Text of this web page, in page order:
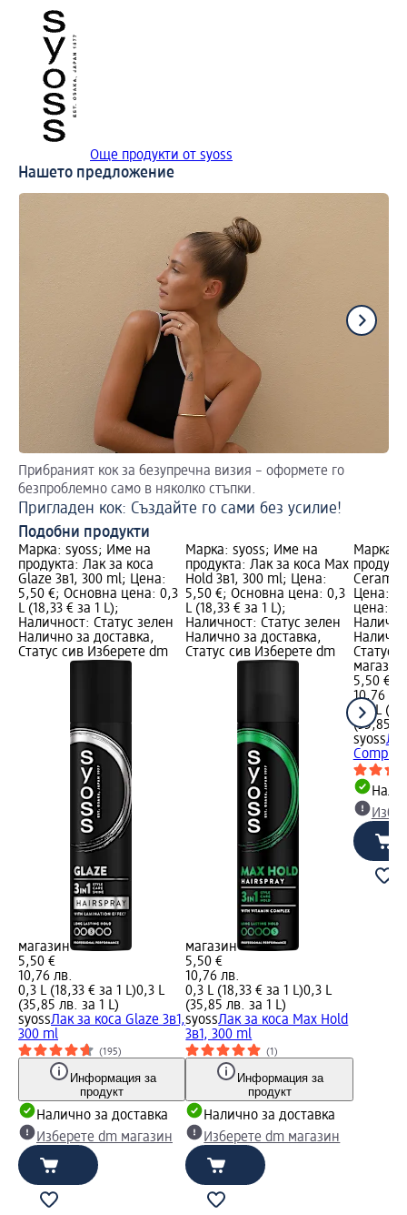
Още продукти от syoss
Нашето предложение
Прибраният кок за безупречна визия – оформете го
безпроблемно само в няколко стъпки.
Пригладен кок: Създайте го сами без усилие!
Подобни продукти
Марка: syoss; Име на
продукта: Лак за коса
Glaze 3в1, 300 ml; Цена:
5,50 €; Основна цена: 0,3
L (18,33 € за 1 L);
Наличност: Статус зелен
Налично за доставка,
Статус сив Изберете dm
магазин
5,50 €
10,76 лв.
0,3 L (18,33 € за 1 L)0,3 L
(35,85 лв. за 1 L)
syossЛак за коса Glaze 3в1,
300 ml
(195)
Информация за
продукт
Налично за доставка
Изберете dm магазин
Марка: syoss; Име на
продукта: Лак за коса Max
Hold 3в1, 300 ml; Цена:
5,50 €; Основна цена: 0,3
L (18,33 € за 1 L);
Наличност: Статус зелен
Налично за доставка,
Статус сив Изберете dm
магазин
5,50 €
10,76 лв.
0,3 L (18,33 € за 1 L)0,3 L
(35,85 лв. за 1 L)
syossЛак за коса Max Hold
3в1, 300 ml
(1)
Информация за
продукт
Налично за доставка
Изберете dm магазин
Марка:
Цена:
цена:
Статус
магазин
5,50 €
10,76 лв.
0,3 L
(35,85
syoss